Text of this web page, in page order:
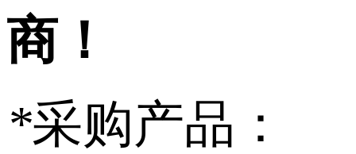
商！
*采购产品：